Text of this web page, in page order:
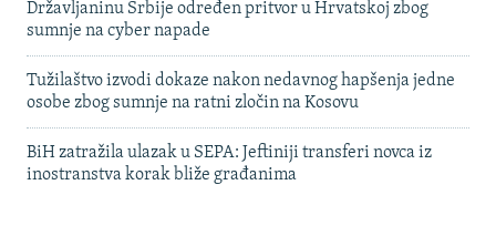
Državljaninu Srbije određen pritvor u Hrvatskoj zbog
sumnje na cyber napade
Tužilaštvo izvodi dokaze nakon nedavnog hapšenja jedne
osobe zbog sumnje na ratni zločin na Kosovu
BiH zatražila ulazak u SEPA: Jeftiniji transferi novca iz
inostranstva korak bliže građanima